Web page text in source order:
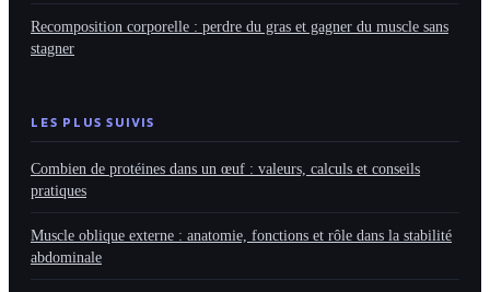
Recomposition corporelle : perdre du gras et gagner du muscle sans
stagner
LES PLUS SUIVIS
Combien de protéines dans un œuf : valeurs, calculs et conseils
pratiques
Muscle oblique externe : anatomie, fonctions et rôle dans la stabilité
abdominale